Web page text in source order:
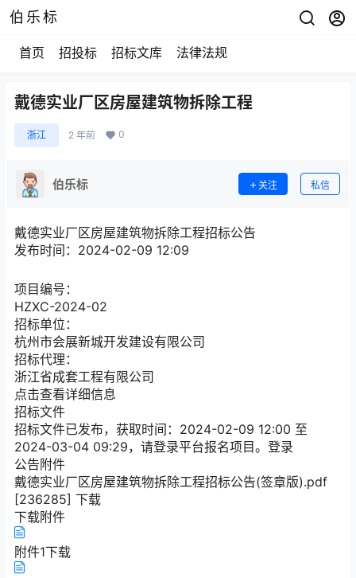
伯乐标
首页 招投标 招标文库 法律法规
戴德实业厂区房屋建筑物拆除工程
浙江 2 年前 0
伯乐标 关注 私信
戴德实业厂区房屋建筑物拆除工程招标公告
发布时间：2024-02-09 12:09
项目编号：
HZXC-2024-02
招标单位：
杭州市会展新城开发建设有限公司
招标代理：
浙江省成套工程有限公司
点击查看详细信息
招标文件
招标文件已发布，获取时间：2024-02-09 12:00 至
2024-03-04 09:29，请登录平台报名项目。登录
公告附件
戴德实业厂区房屋建筑物拆除工程招标公告(签章版).pdf
[236285] 下载
下载附件
附件1下载